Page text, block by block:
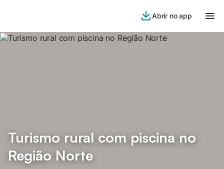
Abrir no app
Turismo rural com piscina no
Região Norte